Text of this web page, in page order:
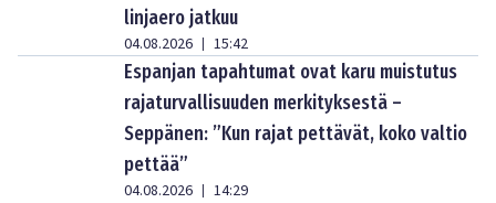
linjaero jatkuu
04.08.2026 | 15:42
Espanjan tapahtumat ovat karu muistutus
rajaturvallisuuden merkityksestä –
Seppänen: ”Kun rajat pettävät, koko valtio
pettää”
04.08.2026 | 14:29